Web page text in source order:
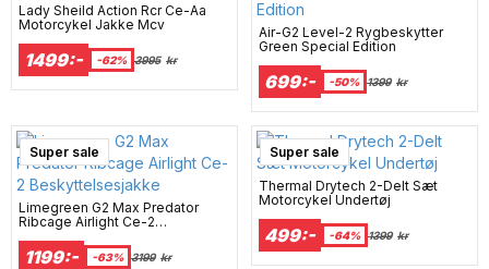
Lady Sheild Action Rcr Ce-Aa
Motorcykel Jakke Mcv
1499:- -62% 3995 kr
Air-G2 Level-2 Rygbeskytter
Green Special Edition
699:- -50% 1399 kr
Super sale
Limegreen G2 Max Predator
Ribcage Airlight Ce-2
1199:- -63% 3199 kr
Super sale
Thermal Drytech 2-Delt Sæt
Motorcykel Undertøj
499:- -64% 1399 kr